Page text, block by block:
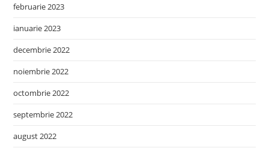
februarie 2023
ianuarie 2023
decembrie 2022
noiembrie 2022
octombrie 2022
septembrie 2022
august 2022